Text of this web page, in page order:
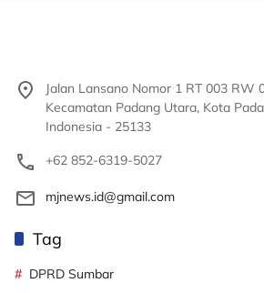
Jalan Lansano Nomor 1 RT 003 RW
Kecamatan Padang Utara, Kota
Indonesia - 25133
+62 852-6319-5027
mjnews.id@gmail.com
Tag
DPRD Sumbar